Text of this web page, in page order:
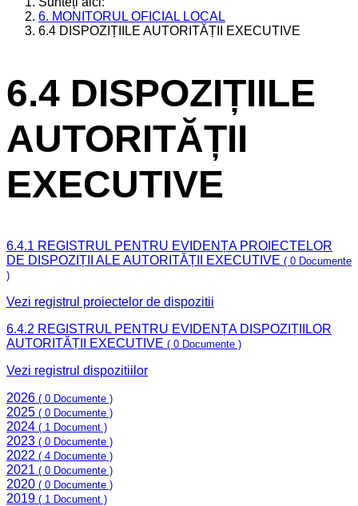
6. MONITORUL OFICIAL LOCAL
6.4 DISPOZIȚIILE AUTORITĂȚII EXECUTIVE
6.4 DISPOZIȚIILE
AUTORITĂȚII
EXECUTIVE
6.4.1 REGISTRUL PENTRU EVIDENȚA PROIECTELOR
DE DISPOZIȚII ALE AUTORITĂȚII EXECUTIVE ( 0 Documente
)
Vezi registrul proiectelor de dispozitii
6.4.2 REGISTRUL PENTRU EVIDENȚA DISPOZIȚIILOR
AUTORITĂȚII EXECUTIVE ( 0 Documente )
Vezi registrul dispozitiilor
2026 ( 0 Documente )
2025 ( 0 Documente )
2024 ( 1 Document )
2023 ( 0 Documente )
2022 ( 4 Documente )
2021 ( 0 Documente )
2020 ( 0 Documente )
2019 ( 1 Document )